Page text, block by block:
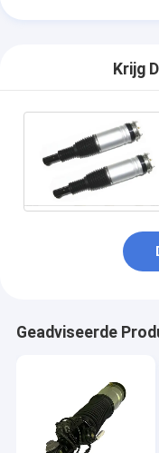
Krijg
Geadviseerde